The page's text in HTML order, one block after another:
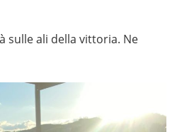
sulle ali della vittoria. Ne